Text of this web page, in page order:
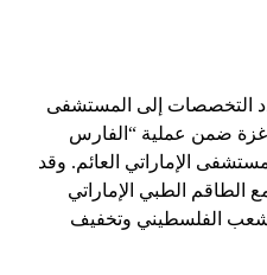
التخصصات إلى المستشفى
غزة ضمن عملية “الفارس
المستشفى الإماراتي العائم. وقد
الطاقم الطبي الإماراتي
للشعب الفلسطيني وتخفيف